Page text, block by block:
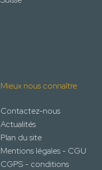
Mieux nous connaître
Contactez-nous
Actualités
Plan du site
Mentions légales - CGU
CGPS - conditions